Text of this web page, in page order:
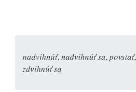
nadvihnúť, nadvihnúť sa, povstať,
zdvihnúť sa